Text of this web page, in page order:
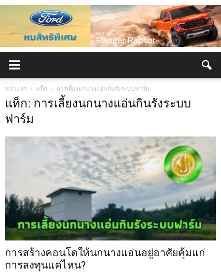
หน้าแรก แท็ก การเลี้ยงนกนางแอ่นกินรังระบบฟาร์ม
แท็ก: การเลี้ยงนกนางแอ่นกินรังระบบ
ฟาร์ม
การสร้างคอนโดให้นกนางแอ่นอยู่อาศัยคุ้มแก่
การลงทุนแค่ไหน?